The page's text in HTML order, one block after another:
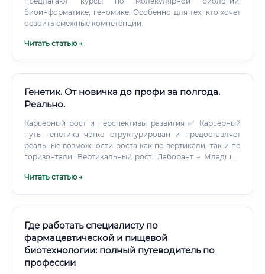
биоинформатике, геномике. Особенно для тех, кто хочет
освоить смежные компетенции.
Читать статью →
Генетик. От новичка до профи за полгода.
Реально.
Карьерный рост и перспективы развития ✅ Карьерный
путь генетика чётко структурирован и предоставляет
реальные возможности роста как по вертикали, так и по
горизонтали. Вертикальный рост: Лаборант → Младший
научный сотрудник → Руководитель лаборатории →
фармацевтический бизнес Работа в международных
организациях (ВОЗ, исследовательские центры ЕС) ⚡
Через 3–5 лет опытный генетик с узкой специализацией в
онкогенетике или редактировании генома может
зарабатывать от 200 000 до 400 000 рублей в месяц в
Читать статью →
Где работать специалисту по
фармацевтической и пищевой
биотехнологии: полный путеводитель по
профессии